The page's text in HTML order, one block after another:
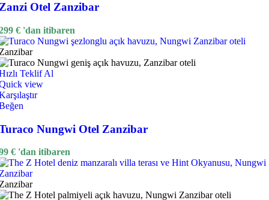
Otel Zanzibar
€ 'dan itibaren
Teklif Al
view
Nungwi Otel Zanzibar
€ 'dan itibaren